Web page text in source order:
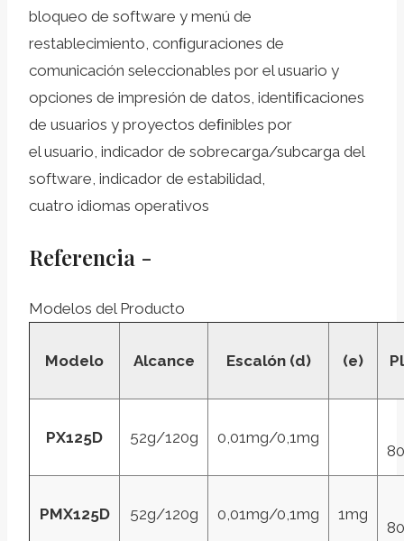
bloqueo de software y menú de
restablecimiento, conﬁguraciones de
comunicación seleccionables por el usuario y
opciones de impresión de datos, identiﬁcaciones
de usuarios y proyectos deﬁnibles por
el usuario, indicador de sobrecarga/subcarga del
software, indicador de estabilidad,
cuatro idiomas operativos
Referencia -
Modelos del Producto
Modelo Alcance Escalón (d) (e)
PX125D 52g/120g 0,01mg/0,1mg
PMX125D 52g/120g 0,01mg/0,1mg 1mg